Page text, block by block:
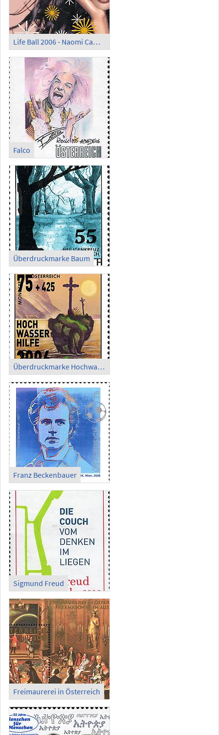
Life Ball 2006 - Naomi Campbell
Falco
Überdruckmarke Baum
Überdruckmarke Hochwasserhilfe
Franz Beckenbauer
Sigmund Freud
Freimaurerei in Österreich